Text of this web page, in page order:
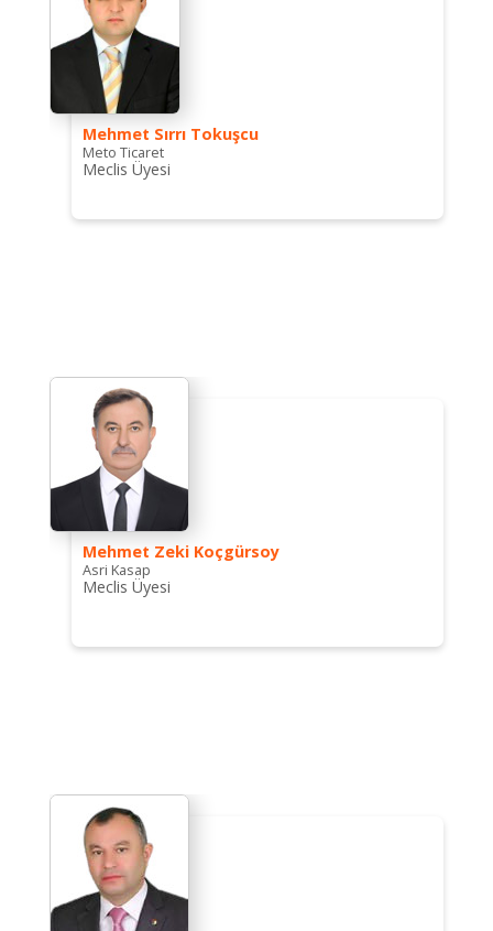
Mehmet Sırrı Tokuşcu
Meto Ticaret
Meclis Üyesi
Mehmet Zeki Koçgürsoy
Asri Kasap
Meclis Üyesi